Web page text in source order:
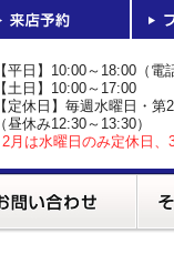
【平日】10:00～18:00（
【土日】10:00～17:00
【定休日】毎週水曜日・第
（昼休み12:30～13:30）
2月は水曜日のみ定休日、